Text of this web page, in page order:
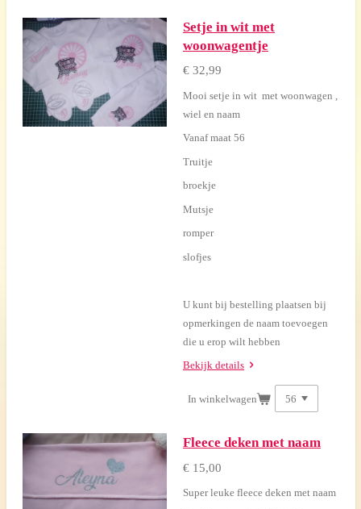
Setje in wit met
woonwagentje
€ 32,99
Mooi setje in wit met woonwagen ,
wiel en naam
Vanaf maat 56
Truitje
broekje
Mutsje
romper
slofjes
U kunt bij bestelling plaatsen bij
opmerkingen de naam toevoegen
die u erop wilt hebben
Bekijk details
In winkelwagen
Fleece deken met naam
€ 15,00
Super leuke fleece deken met naam